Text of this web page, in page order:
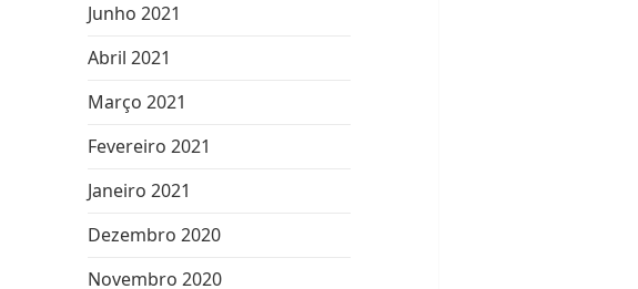
Junho 2021
Abril 2021
Março 2021
Fevereiro 2021
Janeiro 2021
Dezembro 2020
Novembro 2020